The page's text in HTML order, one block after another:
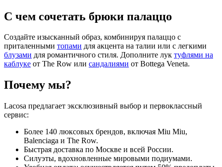
С чем сочетать брюки палаццо
Создайте изысканный образ, комбинируя палаццо с
приталенными топами для акцента на талии или с легкими
блузами для романтичного стиля. Дополните лук туфлями на
каблуке от The Row или сандалиями от Bottega Veneta.
Почему мы?
Lacosa предлагает эксклюзивный выбор и первоклассный
сервис:
Более 140 люксовых брендов, включая Miu Miu,
Balenciaga и The Row.
Быстрая доставка по Москве и всей России.
Силуэты, вдохновленные мировыми подиумами.